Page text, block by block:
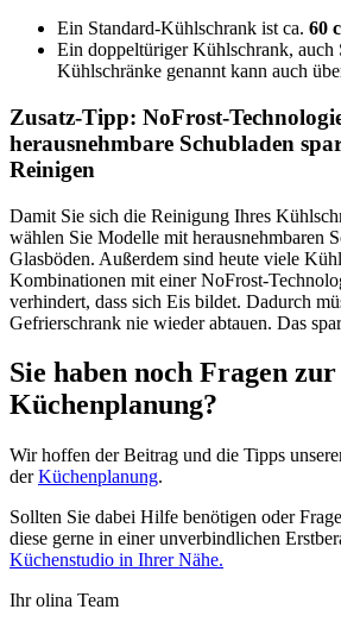
Ein Standard-Kühlschrank ist ca. 60
Ein doppeltüriger Kühlschrank, auch
Kühlschränke genannt kann auch
Zusatz-Tipp: NoFrost-
herausnehmbare Schubladen
Reinigen
Damit Sie sich die Reinigung Ihres
wählen Sie Modelle mit herausnehmbaren
Glasböden. Außerdem sind heute viele
Kombinationen mit einer NoFrost-
verhindert, dass sich Eis bildet. Dadurch
Gefrierschrank nie wieder abtauen. Das
Sie haben noch Fragen zur
Küchenplanung?
Wir hoffen der Beitrag und die Tipps
derKüchenplanung.
Sollten Sie dabei Hilfe benötigen oder
diese gerne in einer unverbindlichen
Küchenstudio in Ihrer Nähe.
Ihr olina Team